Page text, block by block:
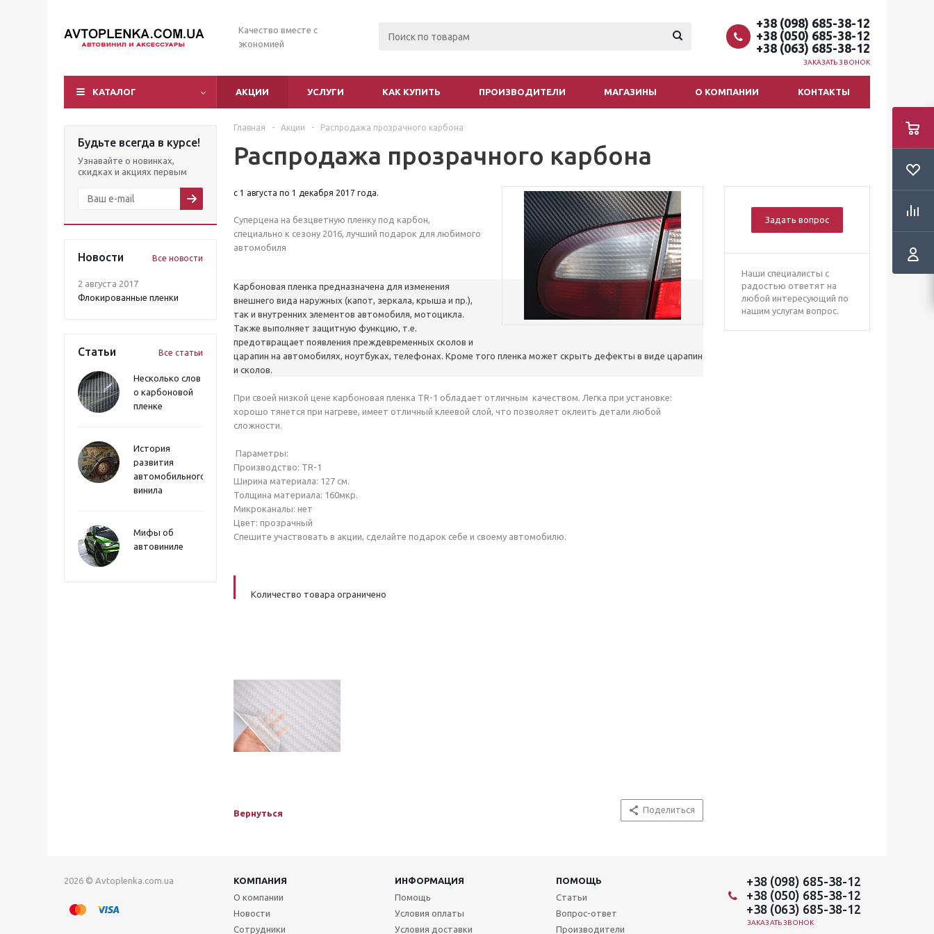
Качество вместе с
экономией
+38 (098) 685-38-12
+38 (050) 685-38-12
+38 (063) 685-38-12
ЗАКАЗАТЬ ЗВОНОК
КАТАЛОГ АКЦИИ УСЛУГИ КАК КУПИТЬ ПРОИЗВОДИТЕЛИ МАГАЗИНЫ О КОМПАНИИ КОНТАКТЫ
Будьте всегда в курсе!
Узнавайте о новинках,
скидках и акциях первым
Новости Все новости
2 августа 2017
Флокированные пленки
Статьи Все статьи
Несколько слов
о карбоновой
пленке
История
развития
автомобильного
винила
Мифы об
автовиниле
Главная - Акции - Распродажа прозрачного карбона
Распродажа прозрачного карбона
Задать вопрос
Наши специалисты с
радостью ответят на
любой интересующий по
нашим услугам вопрос.
с 1 августа по 1 декабря 2017 года.
Суперцена на безцветную пленку под карбон,
специально к сезону 2016, лучший подарок для любимого
автомобиля
Карбоновая пленка предназначена для изменения
внешнего вида наружных (капот, зеркала, крыша и пр.),
так и внутренних элементов автомобиля, мотоцикла.
Также выполняет защитную функцию, т.е.
предотвращает появления преждевременных сколов и
царапин на автомобилях, ноутбуках, телефонах. Кроме того пленка может скрыть дефекты в виде царапин
и сколов.
При своей низкой цене карбоновая пленка TR-1 обладает отличным качеством. Легка при установке:
хорошо тянется при нагреве, имеет отличный клеевой слой, что позволяет оклеить детали любой
сложности.
Параметры:
Производство: TR-1
Ширина материала: 127 см.
Толщина материала: 160мкр.
Микроканалы: нет
Цвет: прозрачный
Спешите участвовать в акции, сделайте подарок себе и своему автомобилю.
Количество товара ограничено
Вернуться Поделиться
2026 © Avtoplenka.com.ua КОМПАНИЯ ИНФОРМАЦИЯ
ПОМОЩЬ
О компании
Новости
Сотрудники
Помощь
Условия оплаты
Условия доставки
Статьи
Вопрос-ответ
Производители
+38 (098) 685-38-12
+38 (050) 685-38-12
+38 (063) 685-38-12
ЗАКАЗАТЬ ЗВОНОК